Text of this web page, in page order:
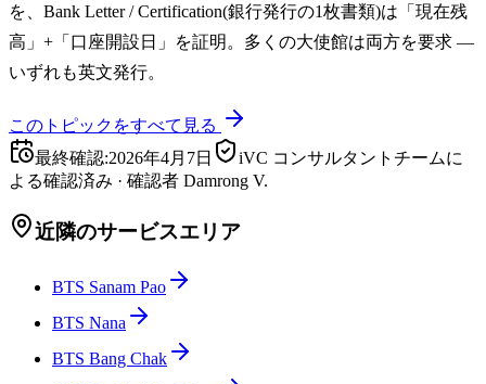
を、Bank Letter / Certification(銀行発行の1枚書類)は「現在残
高」+「口座開設日」を証明。多くの大使館は両方を要求 —
いずれも英文発行。
このトピックをすべて見る
最終確認:2026年4月7日
iVC コンサルタントチームに
よる確認済み · 確認者 Damrong V.
近隣のサービスエリア
BTS Sanam Pao
BTS Nana
BTS Bang Chak